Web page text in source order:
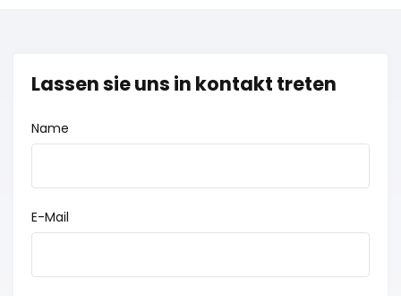
Lassen sie uns in kontakt treten
Name
E-Mail